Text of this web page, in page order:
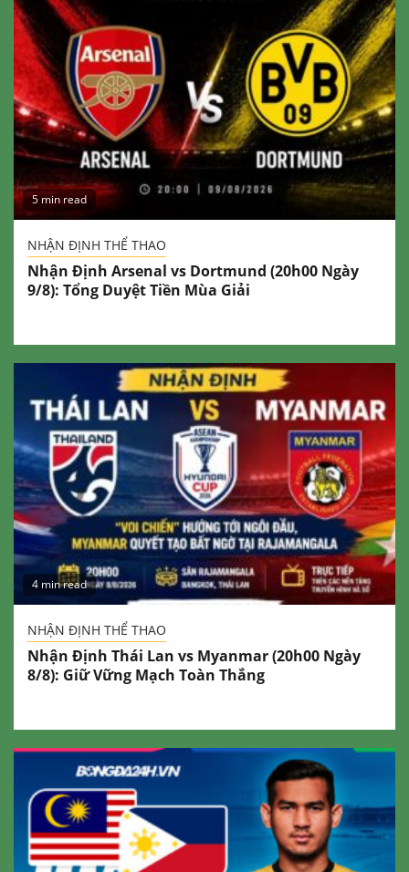
5 min read
NHẬN ĐỊNH THỂ THAO
Nhận Định Arsenal vs Dortmund (20h00 Ngày
9/8): Tổng Duyệt Tiền Mùa Giải
4 min read
NHẬN ĐỊNH THỂ THAO
Nhận Định Thái Lan vs Myanmar (20h00 Ngày
8/8): Giữ Vững Mạch Toàn Thắng